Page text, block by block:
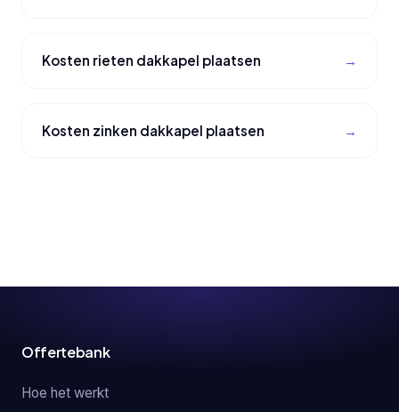
Kosten rieten dakkapel plaatsen
Kosten zinken dakkapel plaatsen
Offertebank
Hoe het werkt